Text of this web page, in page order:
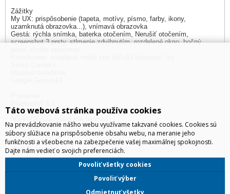
Zážitky
My UX: prispôsobenie (tapeta, motívy, písmo, farby, ikony,
uzamknutá obrazovka...), vnímavá obrazovka
Gestá: rýchla snímka, baterka otočením, Nerušiť otočením,
screenshot 3 prsty, stlmenie zdvihnutím, rozdelené okno, bočný
GPS, A-GPS, GLONASS, Galileo, QZSS, BeiDou
NFC: áno
SIM: dual SIM (nano + eSIM)
Wi-Fi 802.11 a/b/g/n/ac, 2,4/5 GHz, hotspot
V krabici
Príručky
Táto webová stránka používa cookies
Na prevádzkovanie nášho webu využívame takzvané cookies. Cookies sú
súbory slúžiace na prispôsobenie obsahu webu, na meranie jeho
funkčnosti a všeobecne na zabezpečenie vašej maximálnej spokojnosti.
Dajte nám vedieť o svojich preferenciách.
Povoliť výber
Povoliť všetky cookies